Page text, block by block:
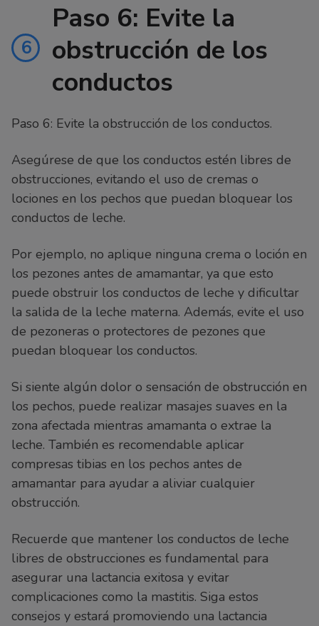
6
Paso 6: Evite la
obstrucción de los
conductos
Paso 6: Evite la obstrucción de los conductos.
Asegúrese de que los conductos estén libres de
obstrucciones, evitando el uso de cremas o
lociones en los pechos que puedan bloquear los
conductos de leche.
Por ejemplo, no aplique ninguna crema o loción en
los pezones antes de amamantar, ya que esto
puede obstruir los conductos de leche y dificultar
la salida de la leche materna. Además, evite el uso
de pezoneras o protectores de pezones que
puedan bloquear los conductos.
Si siente algún dolor o sensación de obstrucción en
los pechos, puede realizar masajes suaves en la
zona afectada mientras amamanta o extrae la
leche. También es recomendable aplicar
compresas tibias en los pechos antes de
amamantar para ayudar a aliviar cualquier
obstrucción.
Recuerde que mantener los conductos de leche
libres de obstrucciones es fundamental para
asegurar una lactancia exitosa y evitar
complicaciones como la mastitis. Siga estos
consejos y estará promoviendo una lactancia